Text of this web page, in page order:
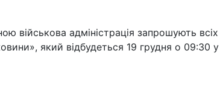
військова адміністрація запрошують всіх
який відбудеться 19 грудня о 09:30 у